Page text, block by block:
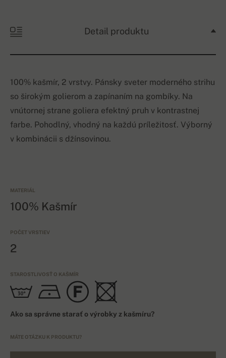
Detail produktu
100% kašmír, 2 vrstvy. Pánsky sveter moderného strihu
so širokým golierom a zapínaním na gombíky. Na
vnútornej strane goliera efektný pruh v kontrastnej
farbe. Pohodlný, vhodný na každú príležitosť. Výborný
v kombinácii s džínsovinou.
MATERIÁL
100% Kašmír
POČET VRSTIEV
2
STAROSTLIVOSŤ O KAŠMÍR
Ako sa správne starať o výrobky z kašmíru?
MÁTE OTÁZKU K PRODUKTU?